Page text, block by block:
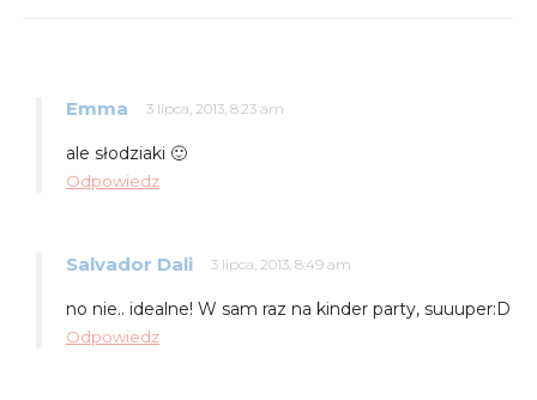
Emma 3 lipca, 2013, 8:23 am
ale słodziaki 🙂
Odpowiedz
Salvador Dali 3 lipca, 2013, 8:49 am
no nie.. idealne! W sam raz na kinder party, suuuper:D
Odpowiedz